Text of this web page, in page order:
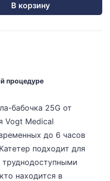
В корзину
процедуре
бабочка 25G от
Vogt Medical
до 6 часов
подходит для
находится в